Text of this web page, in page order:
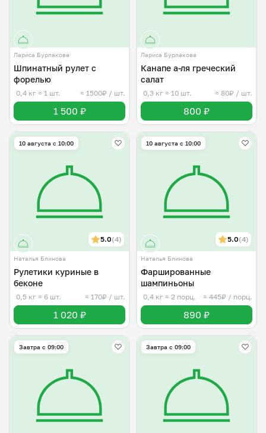
Лариса Бурлакова
Шпинатный рулет с
форелью
0,4 кг ≈ 1 шт. ≈ 1500₽ / шт.
1 500 ₽
Лариса Бурлакова
Канапе а-ля греческий
салат
0,3 кг ≈ 10 шт. ≈ 80₽ / шт.
800 ₽
10 августа с 10:00
5.0(4)
Наталья Блинова
Рулетики куриные в
беконе
0,5 кг ≈ 6 шт. ≈ 170₽ / шт.
1 020 ₽
10 августа с 10:00
5.0(4)
Наталья Блинова
Фаршированные
шампиньоны
0,4 кг ≈ 2 порц. ≈ 445₽ / порц.
890 ₽
Завтра c 09:00 Завтра c 09:00